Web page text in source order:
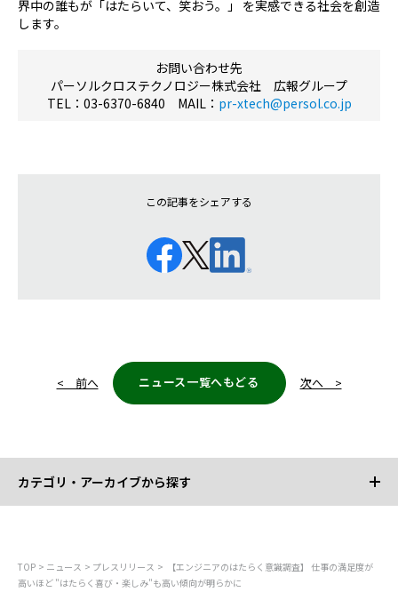
カテゴリ・アーカイブから探す
すべて
界中の誰もが「はたらいて、笑おう。」 を実感できる社会を創造
します。
お問い合わせ先
パーソルクロステクノロジー株式会社 広報グループ
TEL ：03-6370-6840 MAIL： pr-xtech@persol.co.jp
この記事をシェアする
< 前へ ニュース一覧へもどる 次へ >
TOP ニュース プレスリリース
【エンジニアのはたらく意識調査】 仕事の満足度が
高いほど "はたらく喜び・楽しみ"も高い傾向が明らかに